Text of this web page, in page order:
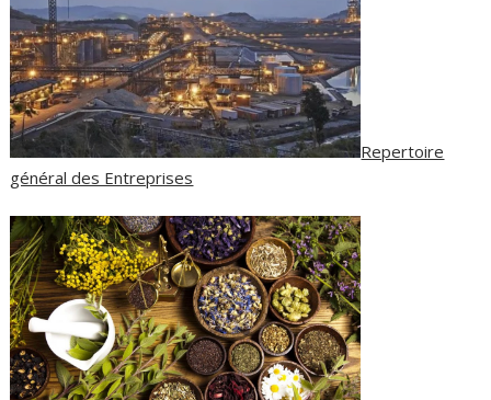
Repertoire
général des Entreprises